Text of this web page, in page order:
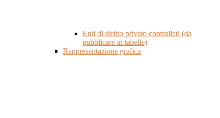
Enti di diritto privato controllati (da
pubblicare in tabelle)
Rappresentazione grafica